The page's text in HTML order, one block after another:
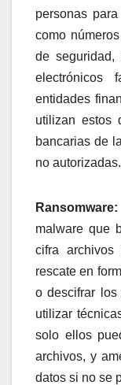
personas
como
de
entidades
utilizan estos
bancarias de
no autorizadas.
Ransomware:
malware que
cifra
rescate en
o descifrar los
utilizar
solo ellos
archivos, y
datos si no se